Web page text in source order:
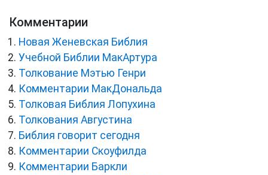
Комментарии
Новая Женевская Библия
Учебной Библии МакАртура
Толкование Мэтью Генри
Комментарии МакДональда
Толковая Библия Лопухина
Толкования Августина
Библия говорит сегодня
Комментарии Скоуфилда
Комментарии Баркли